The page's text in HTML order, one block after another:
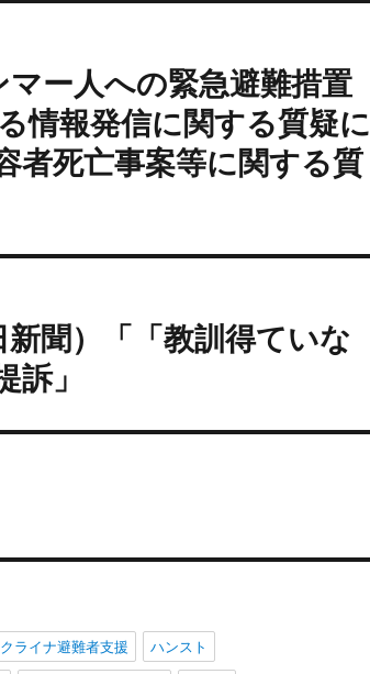
ー人への緊急避難措置
情報発信に関する質疑に
者死亡事案等に関する質
聞）「「教訓得ていな
」
ライナ避難者支援 ハンスト